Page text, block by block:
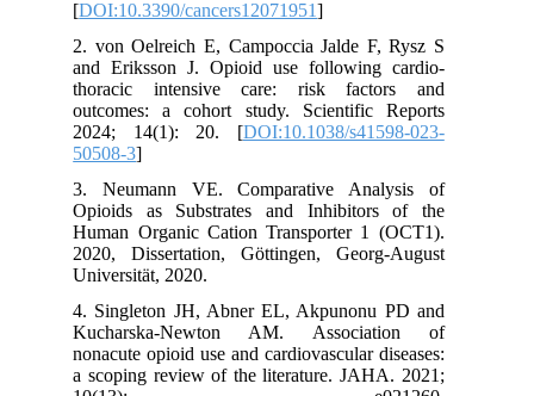
[DOI:10.3390/cancers12071951
2. von Oelreich E, Campoccia Jalde F, Rysz S
and Eriksson J. Opioid use following cardio-
thoracic intensive care: risk factors and
outcomes: a cohort study. Scientific Reports
2024; 14(1): 20. [DOI:10.1038/s41598-023-
50508-3
3. Neumann VE. Comparative Analysis of
Opioids as Substrates and Inhibitors of the
Human Organic Cation Transporter 1 (OCT1).
2020, Dissertation, Göttingen, Georg-August
Universität, 2020.
4. Singleton JH, Abner EL, Akpunonu PD and
Kucharska‐Newton AM. Association of
nonacute opioid use and cardiovascular diseases:
a scoping review of the literature. JAHA. 2021;